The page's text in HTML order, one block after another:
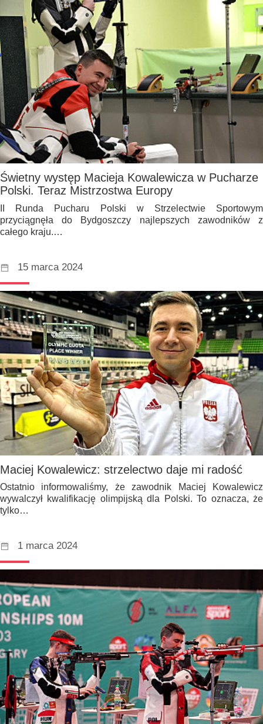
Świetny występ Macieja Kowalewicza w Pucharze
Polski. Teraz Mistrzostwa Europy
II Runda Pucharu Polski w Strzelectwie Sportowym
przyciągnęła do Bydgoszczy najlepszych zawodników z
całego kraju.…
15 marca 2024
Maciej Kowalewicz: strzelectwo daje mi radość
Ostatnio informowaliśmy, że zawodnik Maciej Kowalewicz
wywalczył kwalifikację olimpijską dla Polski. To oznacza, że
tylko…
1 marca 2024